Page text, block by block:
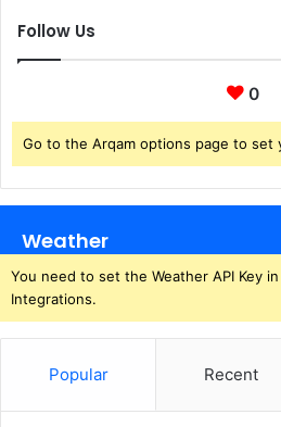
Follow Us
0
Go to the Arqam options page to set
Weather
You need to set the Weather API Key
Integrations.
Popular Recent